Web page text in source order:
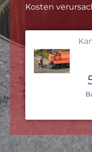
Kosten